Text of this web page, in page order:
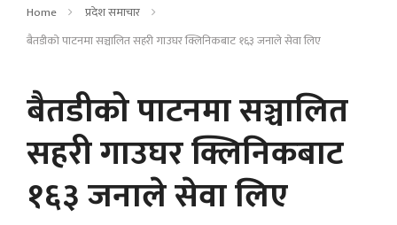
Home
प्रदेश समाचार
बैतडीको पाटनमा सञ्चालित सहरी गाउघर क्लिनिकबाट १६३ जनाले सेवा लिए
बैतडीको पाटनमा सञ्चालित
सहरी गाउघर क्लिनिकबाट
१६३ जनाले सेवा लिए